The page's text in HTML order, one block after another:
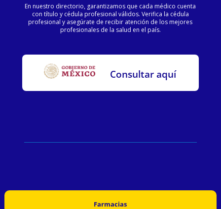
En nuestro directorio, garantizamos que cada médico cuenta
con título y cédula profesional válidos. Verifica la cédula
profesional y asegúrate de recibir atención de los mejores
profesionales de la salud en el país.
Consultar aquí
Farmacias